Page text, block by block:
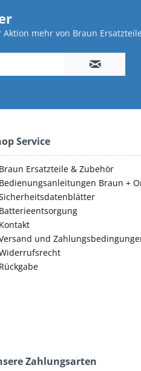
mehr von Braun
Service
Braun Ersatzteile & Zubehör
Bedienungsanleitungen Braun +
Batterieentsorgung
Kontakt
und
Rückgabe
Zahlungsarten